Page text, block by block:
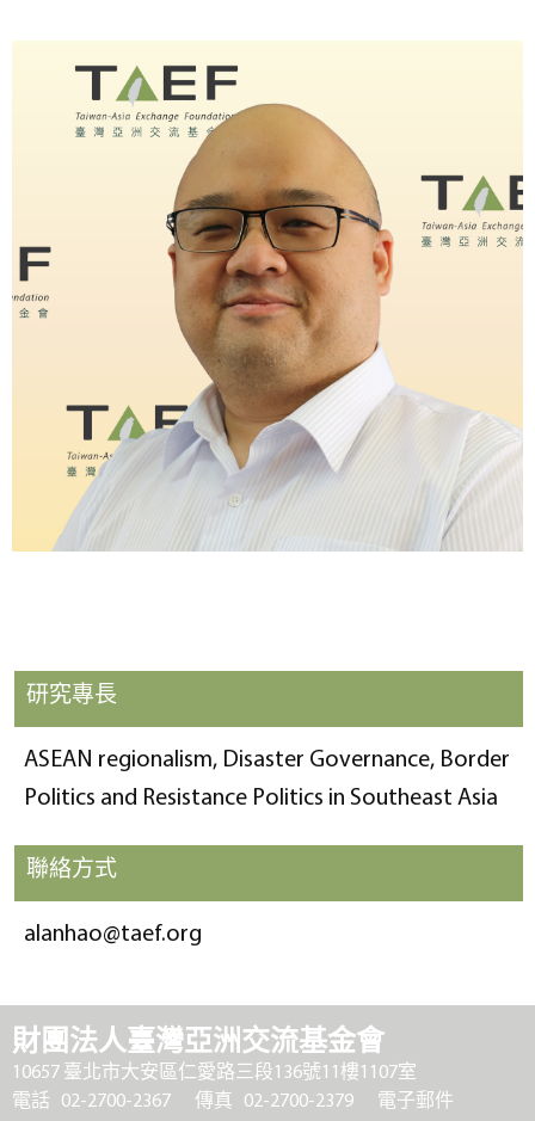
研究專長
ASEAN regionalism, Disaster Governance, Border
Politics and Resistance Politics in Southeast Asia
聯絡方式
alanhao@taef.org
財團法人臺灣亞洲交流基金會
10657 臺北市大安區仁愛路三段136號11樓1107室
電話 02-2700-2367
傳真 02-2700-2379
電子郵件